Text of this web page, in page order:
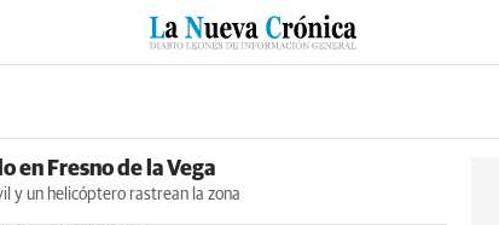
SUCESOS CULTURAS ESPECIALES DEPORTES
en Fresno de la Vega
y un helicóptero rastrean la zona